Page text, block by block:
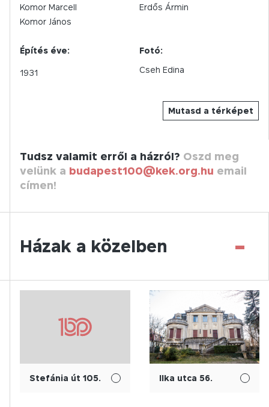
Mutasd a térképet
Komor Marcell
Komor János
Erdős Ármin
Építés éve:
1931
Fotó:
Cseh Edina
Tudsz valamit erről a házról? Oszd meg
velünk a budapest100@kek.org.hu email
címen!
Házak a közelben -
Stefánia út 105. Ilka utca 56.